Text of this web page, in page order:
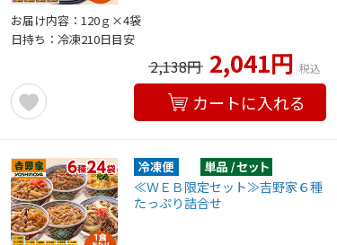
お届け内容：120ｇ×4袋
日持ち：冷凍210日目安
2,138円 2,041円 税込
カートに入れる
≪ＷＥＢ限定セット≫吉野家６種
たっぷり詰合せ